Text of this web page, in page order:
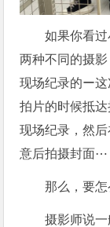
如果你看
两种不同的摄
现场纪录的ー
拍片的时候抵
现场纪录，然
意后拍摄封面⋯
那么，要
摄影师说